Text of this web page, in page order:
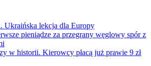
Ukraińska lekcja dla Europy
pieniądze za przegrany węglowy spór z
w historii. Kierowcy płacą już prawie 9 zł